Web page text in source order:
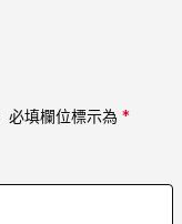
必填欄位標示為 *